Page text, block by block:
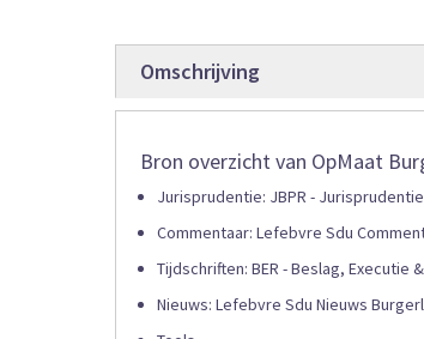
Omschrijving
Bron overzicht van OpMaat
Jurisprudentie: JBPR -
Commentaar: Lefebvre Sdu
Tijdschriften: BER - Beslag, Executie
Nieuws: Lefebvre Sdu Nieuws